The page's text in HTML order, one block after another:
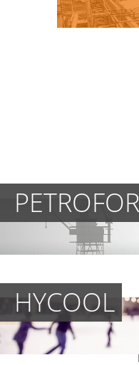
HYCOOL